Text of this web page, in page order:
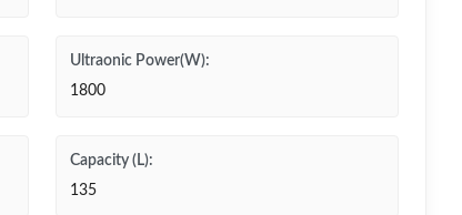
Ultraonic Power(W):
1800
Capacity (L):
135